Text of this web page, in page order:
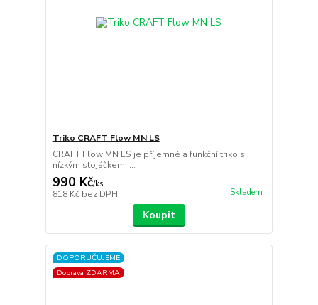
Triko CRAFT Flow MN LS
CRAFT Flow MN LS je příjemné a funkční triko s
nízkým stojáčkem, ...
990 Kč/ks
818 Kč bez DPH Skladem
Koupit
DOPORUČUJEME
Doprava ZDARMA